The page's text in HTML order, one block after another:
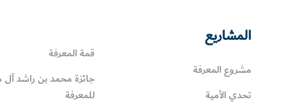
المشاريع
مشروع المعرفة
تحدي الأمية
قمة المعرفة
جائزة محمد بن راشد آل
للمعرفة